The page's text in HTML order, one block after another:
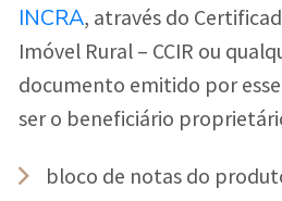
INCRA, através do
Imóvel Rural – CCIR ou
documento emitido por
ser o beneficiário
bloco de notas do